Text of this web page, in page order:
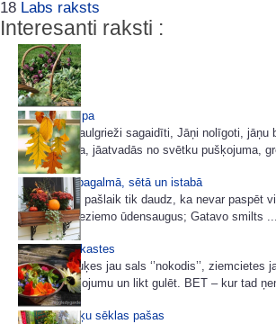
18 Labs raksts
Interesanti raksti :
Meiju otrā elpa
Vasaras Saulgrieži sagaidīti, Jāņi nolīgoti, jāņu
Jākārto māja, jāatvadās no svētku pušķojuma,
Miķeļdiena pagalmā, sētā un istabā
Dārzā darbu pašlaik tik daudz, ka nevar paspēt
viršu dobi; Ieziemo ūdensaugus; Gatavo smilts ...
Rudens podkastes
Vasaras puķes jau sals ‘’nokodis’’, ziemcietes
rudens mēslojumu un likt gulēt. BET – kur tad
Ievācam puķu sēklas pašas